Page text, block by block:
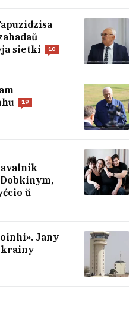
sietki
10
19
ŭ
Jany
krainy
nie atrymaje
pazapłanavy